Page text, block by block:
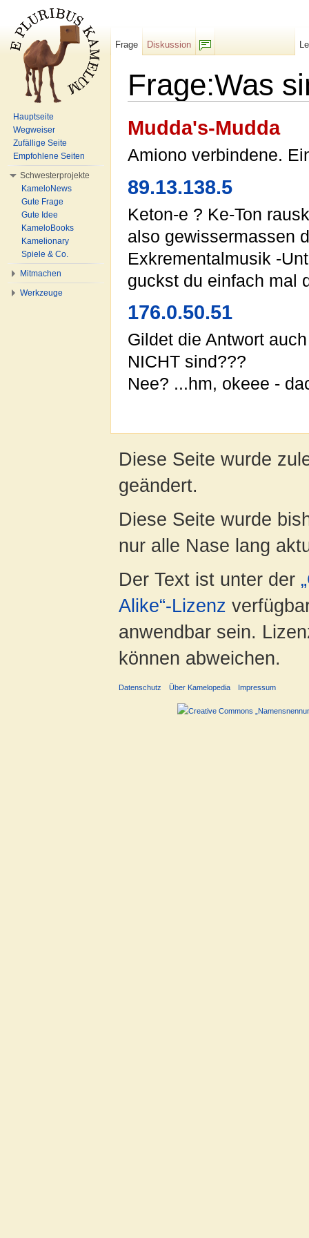
Frage:Was
Mudda's-Mudda
Amiono verbindene.
89.13.138.5
Keton-e ? Ke-Ton
also gewissermassen
Exkrementalmusik -
guckst du einfach mal
176.0.50.51
Gildet die Antwort
NICHT sind???
Nee? ...hm, okeee -
Frage
Diskussion
Hauptseite
Wegweiser
Zufällige Seite
Empfohlene Seiten
Schwesterprojekte
KameloNews
Gute Frage
Gute Idee
KameloBooks
Kamelionary
Spiele & Co.
Mitmachen
Werkzeuge
Diese Seite wurde
geändert.
Diese Seite wurde
nur alle Nase lang
Der Text ist unter der
Alike“-Lizenz
anwendbar sein.
können abweichen.
Datenschutz Über Kamelopedia Impressum